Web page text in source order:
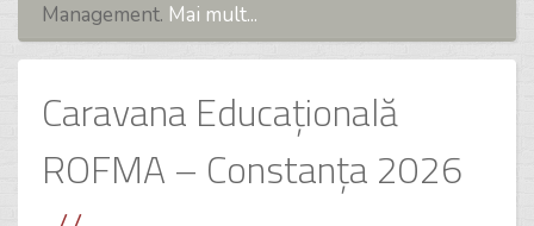
Management. Mai mult...
Caravana Educațională
ROFMA – Constanța 2026